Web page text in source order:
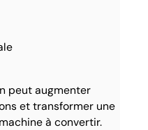
peut augmenter
et transformer une
à convertir.